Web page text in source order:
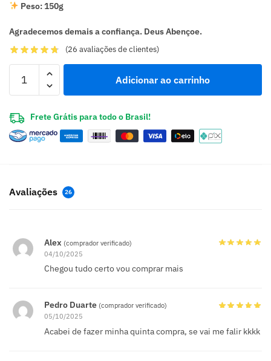
Peso: 150g
Agradecemos demais a confiança. Deus Abençoe.
(26 avaliações de clientes)
Adicionar ao carrinho
Frete Grátis para todo o Brasil!
Avaliações 26
Alex (comprador verificado)
04/10/2025
Chegou tudo certo vou comprar mais
Pedro Duarte (comprador verificado)
05/10/2025
Acabei de fazer minha quinta compra, se vai me falir kkkk